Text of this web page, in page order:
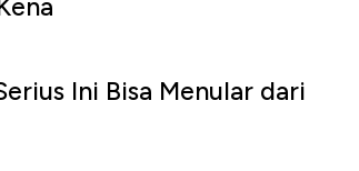
Ini Bisa Menular dari